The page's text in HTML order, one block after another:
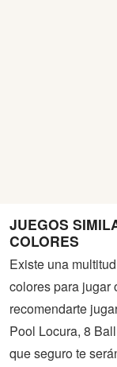
JUEGOS
COLORES
Existe una
colores para jugar
recomendarte
Pool Locura, 8
que seguro te